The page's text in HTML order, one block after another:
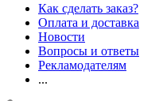
Как сделать заказ?
Оплата и доставка
Новости
Вопросы и ответы
Рекламодателям
...